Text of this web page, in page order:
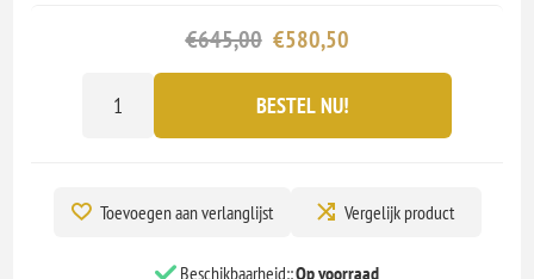
€645,00 €580,50
BESTEL NU!
Toevoegen aan verlanglijst Vergelijk product
Beschikbaarheid::Op voorraad